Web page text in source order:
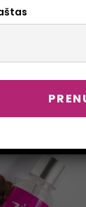
Numatytasis